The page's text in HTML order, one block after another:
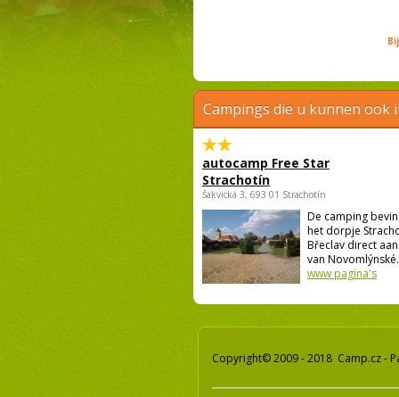
Campings die u kunnen ook
autocamp Free Star
Strachotín
Šakvická 3, 693 01 Strachotín
De camping
het dorpje
Břeclav direct
van
www pagina's
Copyright© 2009 - 2018 Camp.cz -